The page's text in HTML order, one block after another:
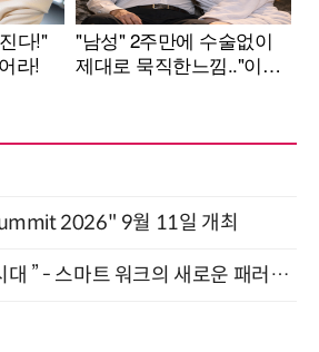
2026" 9월 11일 개최
“AI와 함께 일하는 시대 ” - 스마트 워크의 새로운 패러다임 (9/11)